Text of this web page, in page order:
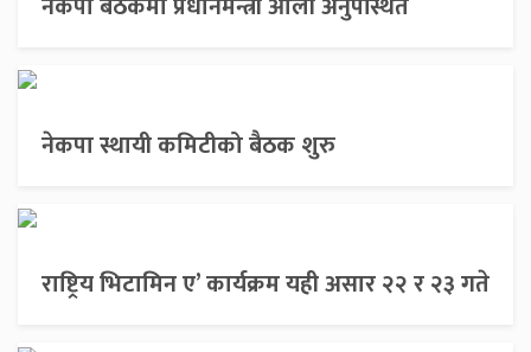
नेकपा स्थायी कमिटीको बैठक शुरु
राष्ट्रिय भिटामिन ए’ कार्यक्रम यही असार २२ र २३ गते